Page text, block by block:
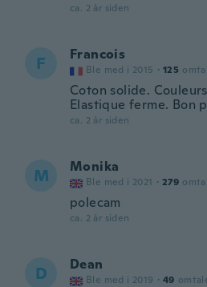
ca. 2 år siden
F Francois
Ble med i 2015 · 125
Coton solide.
Elastique ferme. Bon
ca. 2 år siden
M Monika
Ble med i 2021 · 279
polecam
ca. 2 år siden
D Dean
Ble med i 2019 · 49